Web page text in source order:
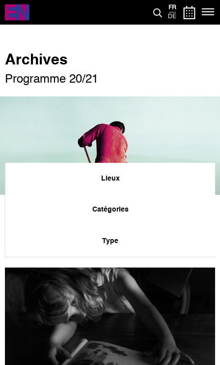
Aller
contenu
FR
DE
Archives
Programme 20/21
Lieux
Catégories
Type